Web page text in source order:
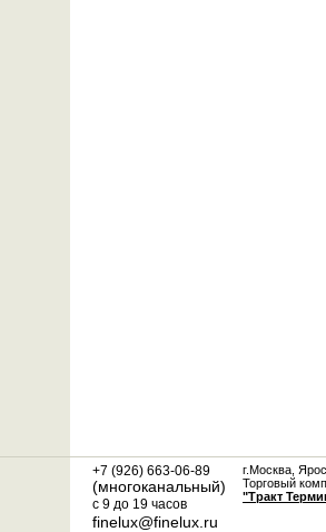
+7 (926) 663-06-89
(многоканальный)
с 9 до 19 часов
finelux@finelux.ru
г.Москва,
Торговый
"Тракт